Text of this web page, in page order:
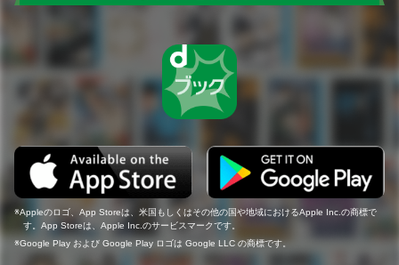
Appleのロゴ、App Storeは、米国もしくはその他の国や地域におけるApple Inc.の商標で
す。App Storeは、Apple Inc.のサービスマークです。
Google Play および Google Play ロゴは Google LLC の商標です。